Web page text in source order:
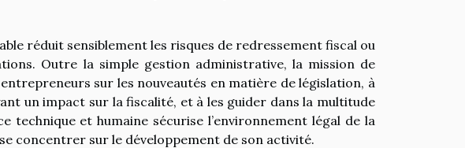
réduit sensiblement les risques de redressement fiscal ou
Outre la simple gestion administrative, la mission de
sur les nouveautés en matière de législation, à
un impact sur la fiscalité, et à les guider dans la multitude
technique et humaine sécurise l’environnement légal de la
concentrer sur le développement de son activité.